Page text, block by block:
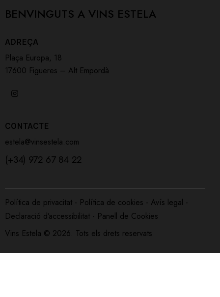
BENVINGUTS A VINS ESTELA
ADREÇA
Plaça Europa, 18
17600 Figueres – Alt Empordà
CONTACTE
estela@vinsestela.com
(+34) 972 67 84 22
Política de privacitat - Política de cookies - Avís legal -
Declaració d’accessibilitat - Panell de Cookies
Vins Estela © 2026. Tots els drets reservats